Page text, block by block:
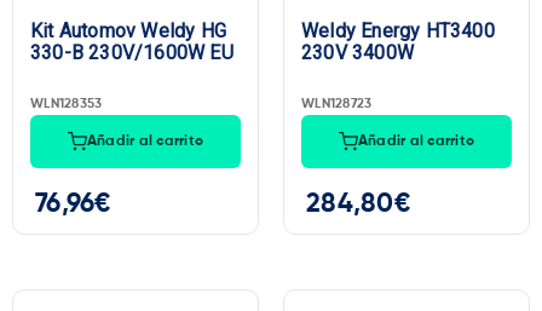
Kit Automov Weldy HG
330-B 230V/1600W EU
WLN128353
Añadir al carrito
76,96€
Weldy Energy HT3400
230V 3400W
WLN128723
Añadir al carrito
284,80€